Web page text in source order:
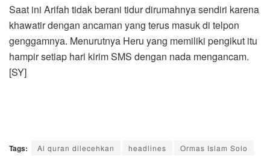
Saat ini Arifah tidak berani tidur dirumahnya sendiri karena
khawatir dengan ancaman yang terus masuk di telpon
genggamnya. Menurutnya Heru yang memiliki pengikut itu
hampir setiap hari kirim SMS dengan nada mengancam.
[SY]
Tags: Al quran dilecehkan headlines Ormas Islam Solo